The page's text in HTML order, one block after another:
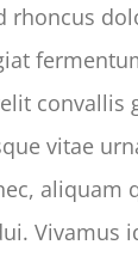
rhoncus
convallis
vitae
aliquam
Vivamus